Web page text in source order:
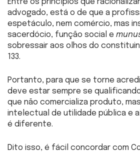
advogado, está o de que a
espetáculo, nem comércio, mas
sacerdócio, função social e
sobressair aos olhos do
133.
Portanto, para que se torne
deve estar sempre se
que não comercializa produto,
intelectual de utilidade pública e
é diferente.
Dito isso, é fácil concordar com